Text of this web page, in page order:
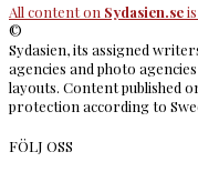
All content on Sydasien.se
©
Sydasien, its assigned
agencies and photo
layouts. Content published
protection according to
FÖLJ OSS